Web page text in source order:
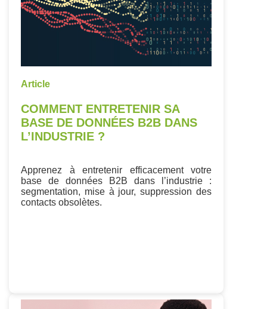
Article
COMMENT ENTRETENIR SA
BASE DE DONNÉES B2B DANS
L’INDUSTRIE ?
Apprenez à entretenir efficacement votre
base de données B2B dans l’industrie :
segmentation, mise à jour, suppression des
contacts obsolètes.